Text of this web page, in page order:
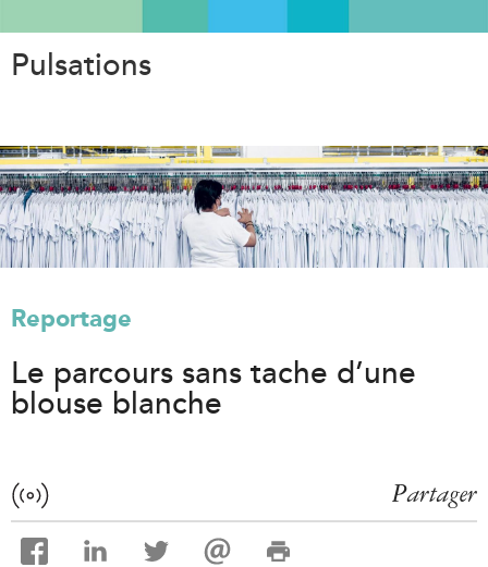
Pulsations
Reportage
Le parcours sans tache d’une
blouse blanche
Partager